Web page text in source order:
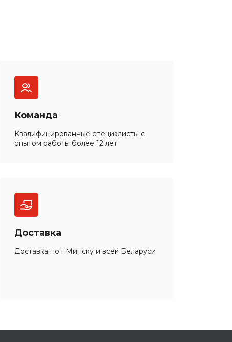
Команда
Квалифицированные специалисты с
опытом работы более 12 лет
Доставка
Доставка по г.Минску и всей Беларуси